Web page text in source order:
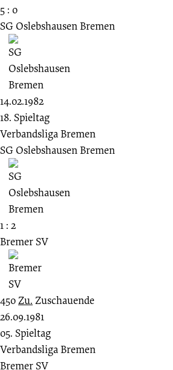
5 : 0
SG Oslebshausen Bremen
14.02.1982
18. Spieltag
Verbandsliga Bremen
SG Oslebshausen Bremen
1 : 2
Bremer SV
450Zu. Zuschauende
26.09.1981
05. Spieltag
Verbandsliga Bremen
Bremer SV